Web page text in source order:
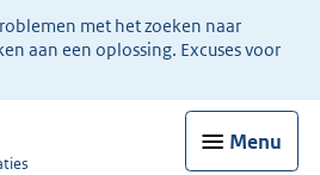
met het zoeken naar
aan een oplossing. Excuses voor
Menu